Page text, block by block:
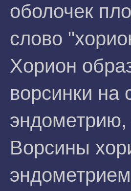
оболочек
слово
Хорион
ворсинки на
эндометрию,
Ворсины